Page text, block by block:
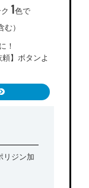
1色で
む）
！
】ボタンよ
リジン加